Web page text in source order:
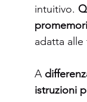
intuitivo.
adatta
A
istruzioni